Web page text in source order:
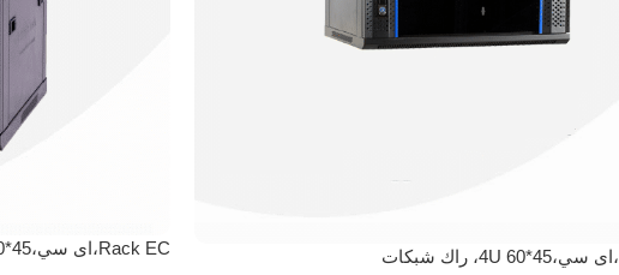
Rack EC،اى سي،6U 60*45، راك شبكات